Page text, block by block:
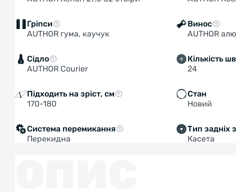
Гріпси
AUTHOR гума, каучук
Винос
AUTHOR
Сідло
AUTHOR Courier
Кількість
24
Підходить на зріст, см
170-180
Стан
Новий
Система перемикання
Перекидна
Тип задніх
Касета